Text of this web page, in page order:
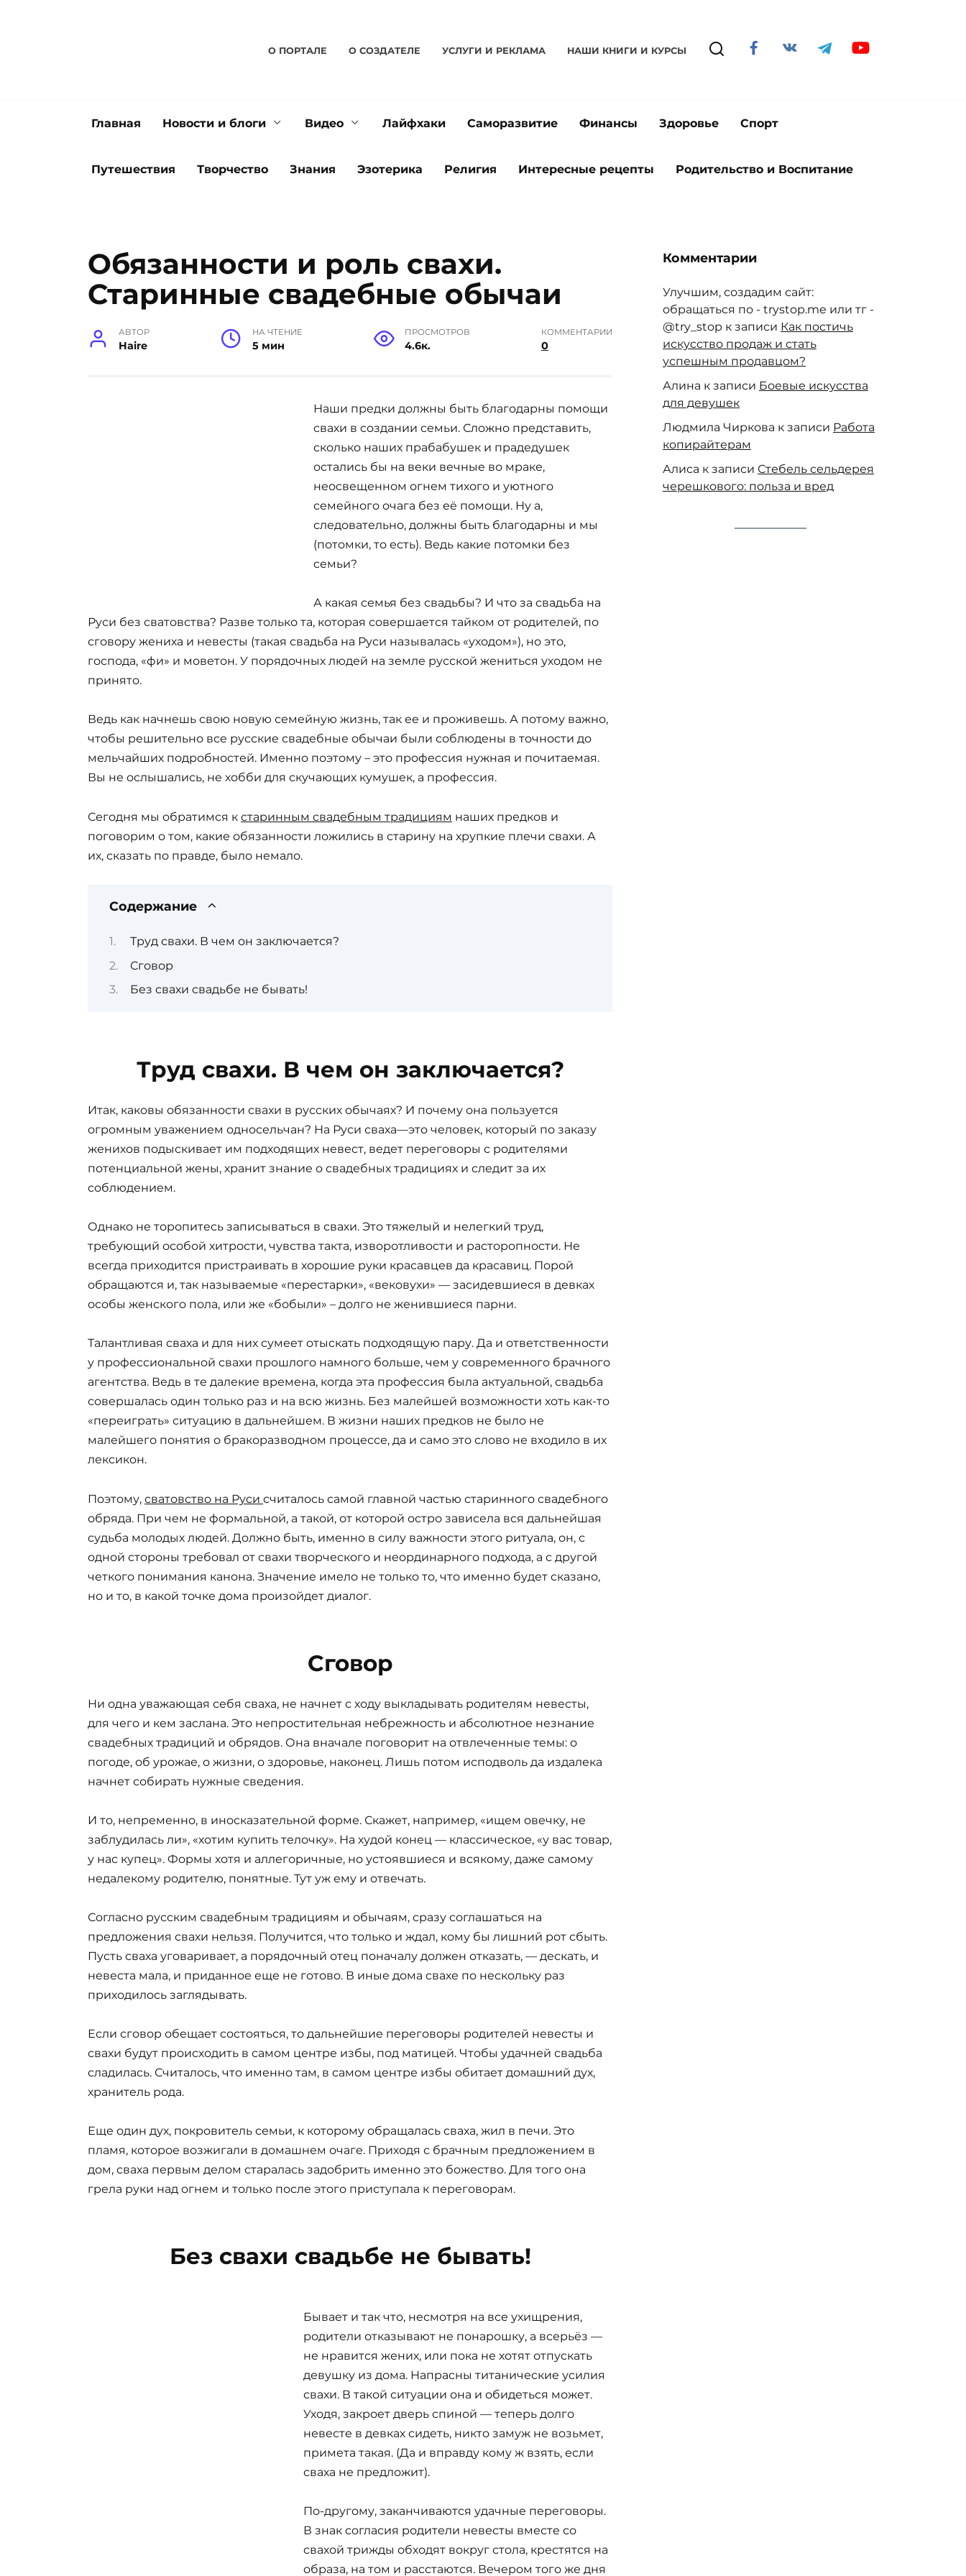
О ПОРТАЛЕ О CОЗДАТЕЛЕ УСЛУГИ И РЕКЛАМА НАШИ КНИГИ И КУРСЫ
Главная Новости и блоги Видео Лайфхаки Саморазвитие Финансы Здоровье Спорт
Путешествия Творчество Знания Эзотерика Религия Интересные рецепты Родительство и Воспитание
Обязанности и роль свахи.
Старинные свадебные обычаи
АВТОР
Haire
НА ЧТЕНИЕ
5 мин
ПРОСМОТРОВ
4.6к.
КОММЕНТАРИИ
0
Наши предки должны быть благодарны помощи
свахи в создании семьи. Сложно представить,
сколько наших прабабушек и прадедушек
остались бы на веки вечные во мраке,
неосвещенном огнем тихого и уютного
семейного очага без её помощи. Ну а,
следовательно, должны быть благодарны и мы
(потомки, то есть). Ведь какие потомки без
семьи?
А какая семья без свадьбы? И что за свадьба на
Руси без сватовства? Разве только та, которая совершается тайком от родителей, по
сговору жениха и невесты (такая свадьба на Руси называлась «уходом»), но это,
господа, «фи» и моветон. У порядочных людей на земле русской жениться уходом не
принято.
Ведь как начнешь свою новую семейную жизнь, так ее и проживешь. А потому важно,
чтобы решительно все русские свадебные обычаи были соблюдены в точности до
мельчайших подробностей. Именно поэтому – это профессия нужная и почитаемая.
Вы не ослышались, не хобби для скучающих кумушек, а профессия.
Сегодня мы обратимся к старинным свадебным традициям наших предков и
поговорим о том, какие обязанности ложились в старину на хрупкие плечи свахи. А
их, сказать по правде, было немало.
Содержание
Труд свахи. В чем он заключается?
Сговор
Без свахи свадьбе не бывать!
Труд свахи. В чем он заключается?
Итак, каковы обязанности свахи в русских обычаях? И почему она пользуется
огромным уважением односельчан? На Руси сваха—это человек, который по заказу
женихов подыскивает им подходящих невест, ведет переговоры с родителями
потенциальной жены, хранит знание о свадебных традициях и следит за их
соблюдением.
Однако не торопитесь записываться в свахи. Это тяжелый и нелегкий труд,
требующий особой хитрости, чувства такта, изворотливости и расторопности. Не
всегда приходится пристраивать в хорошие руки красавцев да красавиц. Порой
обращаются и, так называемые «перестарки», «вековухи» — засидевшиеся в девках
особы женского пола, или же «бобыли» – долго не женившиеся парни.
Талантливая сваха и для них сумеет отыскать подходящую пару. Да и ответственности
у профессиональной свахи прошлого намного больше, чем у современного брачного
агентства. Ведь в те далекие времена, когда эта профессия была актуальной, свадьба
совершалась один только раз и на всю жизнь. Без малейшей возможности хоть как-то
«переиграть» ситуацию в дальнейшем. В жизни наших предков не было не
малейшего понятия о бракоразводном процессе, да и само это слово не входило в их
лексикон.
Поэтому, сватовство на Руси считалось самой главной частью старинного свадебного
обряда. При чем не формальной, а такой, от которой остро зависела вся дальнейшая
судьба молодых людей. Должно быть, именно в силу важности этого ритуала, он, с
одной стороны требовал от свахи творческого и неординарного подхода, а с другой
четкого понимания канона. Значение имело не только то, что именно будет сказано,
но и то, в какой точке дома произойдет диалог.
Сговор
Ни одна уважающая себя сваха, не начнет с ходу выкладывать родителям невесты,
для чего и кем заслана. Это непростительная небрежность и абсолютное незнание
свадебных традиций и обрядов. Она вначале поговорит на отвлеченные темы: о
погоде, об урожае, о жизни, о здоровье, наконец. Лишь потом исподволь да издалека
начнет собирать нужные сведения.
И то, непременно, в иносказательной форме. Скажет, например, «ищем овечку, не
заблудилась ли», «хотим купить телочку». На худой конец — классическое, «у вас товар,
у нас купец». Формы хотя и аллегоричные, но устоявшиеся и всякому, даже самому
недалекому родителю, понятные. Тут уж ему и отвечать.
Согласно русским свадебным традициям и обычаям, сразу соглашаться на
предложения свахи нельзя. Получится, что только и ждал, кому бы лишний рот сбыть.
Пусть сваха уговаривает, а порядочный отец поначалу должен отказать, — дескать, и
невеста мала, и приданное еще не готово. В иные дома свахе по нескольку раз
приходилось заглядывать.
Если сговор обещает состояться, то дальнейшие переговоры родителей невесты и
свахи будут происходить в самом центре избы, под матицей. Чтобы удачней свадьба
сладилась. Считалось, что именно там, в самом центре избы обитает домашний дух,
хранитель рода.
Еще один дух, покровитель семьи, к которому обращалась сваха, жил в печи. Это
пламя, которое возжигали в домашнем очаге. Приходя с брачным предложением в
дом, сваха первым делом старалась задобрить именно это божество. Для того она
грела руки над огнем и только после этого приступала к переговорам.
Без свахи свадьбе не бывать!
Бывает и так что, несмотря на все ухищрения,
родители отказывают не понарошку, а всерьёз —
не нравится жених, или пока не хотят отпускать
девушку из дома. Напрасны титанические усилия
свахи. В такой ситуации она и обидеться может.
Уходя, закроет дверь спиной — теперь долго
невесте в девках сидеть, никто замуж не возьмет,
примета такая. (Да и вправду кому ж взять, если
сваха не предложит).
По-другому, заканчиваются удачные переговоры.
В знак согласия родители невесты вместе со
свахой трижды обходят вокруг стола, крестятся на
образа, на том и расстаются. Вечером того же дня
Комментарии
Улучшим, создадим сайт:
обращаться по - trystop.me или тг -
@try_stop к записи Как постичь
искусство продаж и стать
успешным продавцом?
Алина к записи Боевые искусства
для девушек
Людмила Чиркова к записи Работа
копирайтерам
Алиса к записи Стебель сельдерея
черешкового: польза и вред